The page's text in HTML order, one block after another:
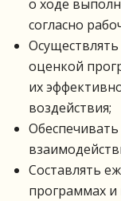
о ходе
согласно
оценкой
их
воздействия;
Составлять
программах и